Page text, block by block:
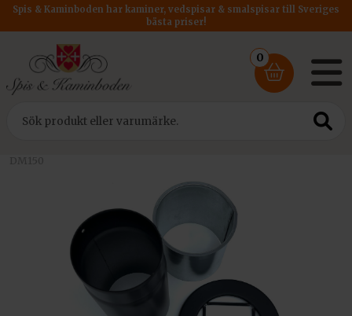
Spis & Kaminboden har kaminer, vedspisar & smalspisar till Sveriges
bästa priser!
0